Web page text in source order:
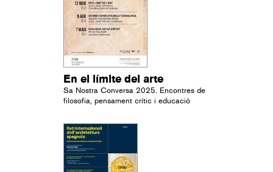
En el límite del arte
Sa Nostra Conversa 2025. Encontres de
filosofia, pensament crític i educació